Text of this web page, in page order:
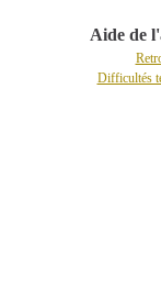
Aide de
Difficultés